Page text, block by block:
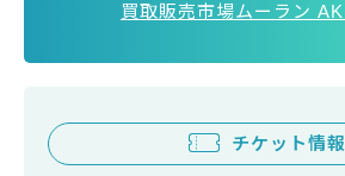
買取販売市場ムーラン
チケット情報